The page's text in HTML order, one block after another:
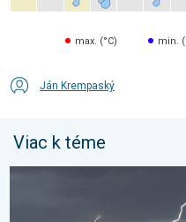
max. (°C) min.
Ján Krempaský
Viac k téme
Milióny stromov údermi